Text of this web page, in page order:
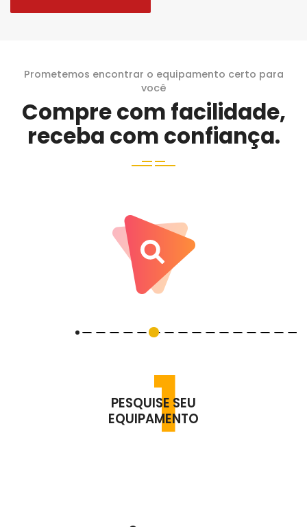
Prometemos encontrar o equipamento certo para
você
Compre com facilidade,
receba com confiança.
1
PESQUISE SEU
EQUIPAMENTO